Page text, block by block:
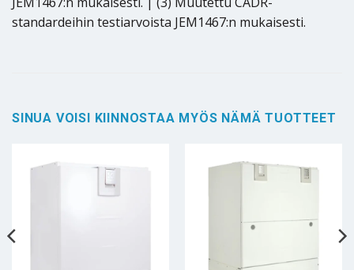
standardeihin testiarvoista JEM1467:n mukaisesti.
SINUA VOISI KIINNOSTAA MYÖS NÄMÄ TUOTTEET